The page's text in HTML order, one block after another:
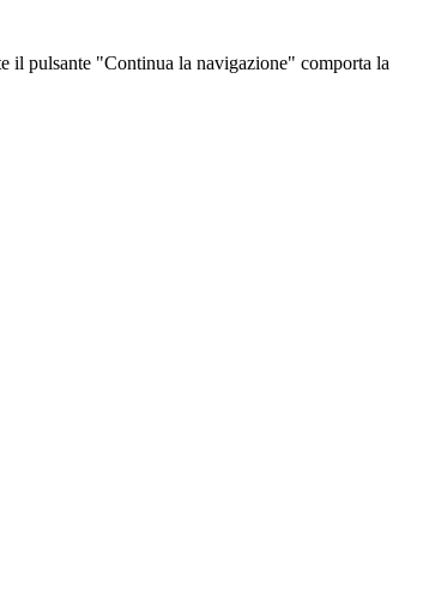
il pulsante "Continua la navigazione" comporta la